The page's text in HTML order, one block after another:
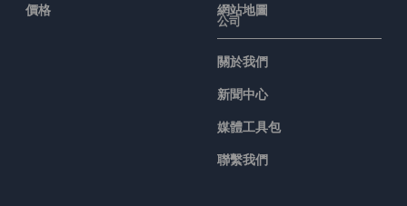
價格
網站地圖
公司
關於我們
新聞中心
媒體工具包
聯繫我們